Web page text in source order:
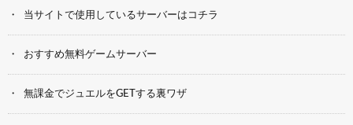
当サイトで使用しているサーバーはコチラ
おすすめ無料ゲームサーバー
無課金でジュエルをGETする裏ワザ